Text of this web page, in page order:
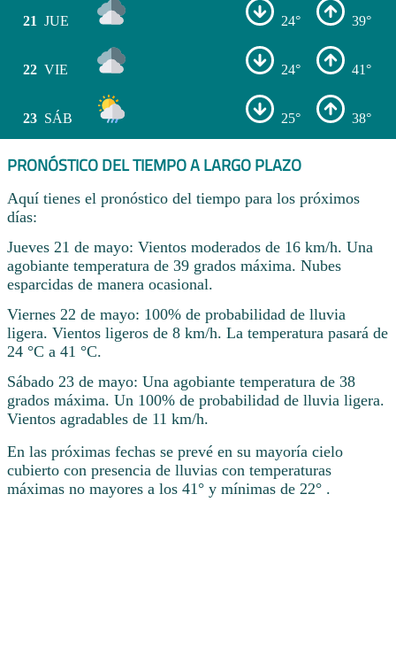
21 JUE 24° 39°
22 VIE 24° 41°
23 SÁB 25° 38°
PRONÓSTICO DEL TIEMPO A LARGO PLAZO
Aquí tienes el pronóstico del tiempo para los próximos
días:
Jueves 21 de mayo: Vientos moderados de 16 km/h. Una
agobiante temperatura de 39 grados máxima. Nubes
esparcidas de manera ocasional.
Viernes 22 de mayo: 100% de probabilidad de lluvia
ligera. Vientos ligeros de 8 km/h. La temperatura pasará de
24 °C a 41 °C.
Sábado 23 de mayo: Una agobiante temperatura de 38
grados máxima. Un 100% de probabilidad de lluvia ligera.
Vientos agradables de 11 km/h.
En las próximas fechas se prevé en su mayoría cielo
cubierto con presencia de lluvias con temperaturas
máximas no mayores a los 41° y mínimas de 22° .